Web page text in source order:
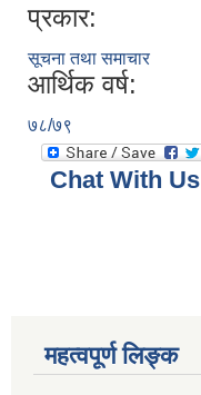
प्रकार:
सूचना तथा समाचार
आर्थिक वर्ष:
७८/७९
Chat With Us
महत्वपूर्ण लिङ्क